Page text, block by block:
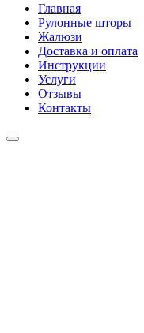
Главная
Рулонные шторы
Жалюзи
Доставка и оплата
Инструкции
Услуги
Отзывы
Контакты